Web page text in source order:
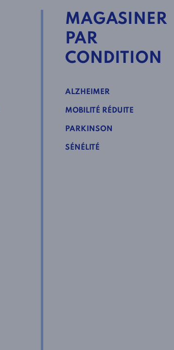
MAGASINER
PAR
CONDITION
ALZHEIMER
MOBILITÉ RÉDUITE
PARKINSON
SÉNÉLITÉ